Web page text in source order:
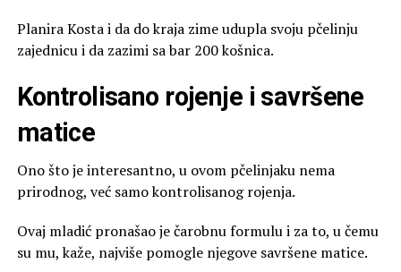
Planira Kosta i da do kraja zime udupla svoju pčelinju
zajednicu i da zazimi sa bar 200 košnica.
Kontrolisano rojenje i savršene
matice
Ono što je interesantno, u ovom pčelinjaku nema
prirodnog, već samo kontrolisanog rojenja.
Ovaj mladić pronašao je čarobnu formulu i za to, u čemu
su mu, kaže, najviše pomogle njegove savršene matice.